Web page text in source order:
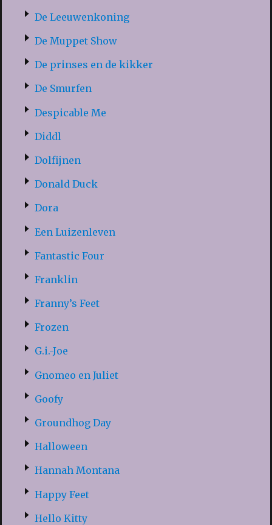
De Leeuwenkoning
De Muppet Show
De prinses en de kikker
De Smurfen
Despicable Me
Diddl
Dolfijnen
Donald Duck
Dora
Een Luizenleven
Fantastic Four
Franklin
Franny’s Feet
Frozen
G.i.-Joe
Gnomeo en Juliet
Goofy
Groundhog Day
Halloween
Hannah Montana
Happy Feet
Hello Kitty